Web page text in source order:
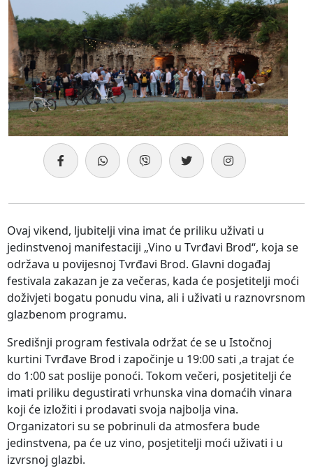
Ovaj vikend, ljubitelji vina imat će priliku uživati u
jedinstvenoj manifestaciji „Vino u Tvrđavi Brod“, koja se
održava u povijesnoj Tvrđavi Brod. Glavni događaj
festivala zakazan je za večeras, kada će posjetitelji moći
doživjeti bogatu ponudu vina, ali i uživati u raznovrsnom
glazbenom programu.
Središnji program festivala održat će se u Istočnoj
kurtini Tvrđave Brod i započinje u 19:00 sati ,a trajat će
do 1:00 sat poslije ponoći. Tokom večeri, posjetitelji će
imati priliku degustirati vrhunska vina domaćih vinara
koji će izložiti i prodavati svoja najbolja vina.
Organizatori su se pobrinuli da atmosfera bude
jedinstvena, pa će uz vino, posjetitelji moći uživati i u
izvrsnoj glazbi.